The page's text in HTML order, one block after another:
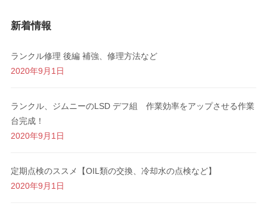
o
o
k
新着情報
ランクル修理 後編 補強、修理方法など
2020年9月1日
ランクル、ジムニーのLSD デフ組 作業効率をアップさせる作業
台完成！
2020年9月1日
定期点検のススメ【OIL類の交換、冷却水の点検など】
2020年9月1日